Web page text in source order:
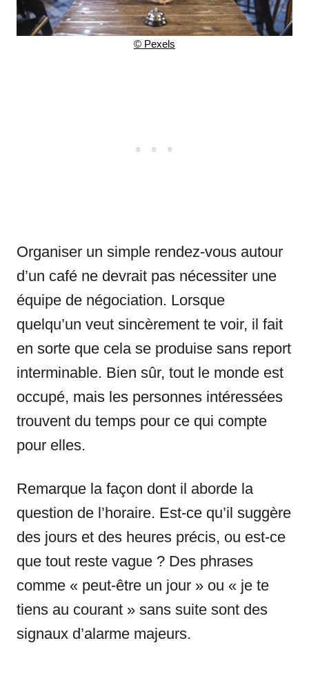
© Pexels
Organiser un simple rendez-vous autour
d’un café ne devrait pas nécessiter une
équipe de négociation. Lorsque
quelqu’un veut sincèrement te voir, il fait
en sorte que cela se produise sans report
interminable. Bien sûr, tout le monde est
occupé, mais les personnes intéressées
trouvent du temps pour ce qui compte
pour elles.
Remarque la façon dont il aborde la
question de l’horaire. Est-ce qu’il suggère
des jours et des heures précis, ou est-ce
que tout reste vague ? Des phrases
comme « peut-être un jour » ou « je te
tiens au courant » sans suite sont des
signaux d’alarme majeurs.